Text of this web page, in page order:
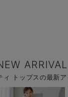
ARRIVAL
ィ トップスの最新ア